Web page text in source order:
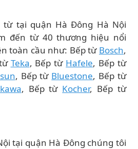
từ tại quận Hà Đông Hà Nội
đến từ 40 thương hiệu nổi
toàn cầu như: Bếp từ Bosch,
Teka, Bếp từ Hafele, Bếp từ
, Bếp từ Bluestone, Bếp từ
, Bếp từ Kocher, Bếp từ
tại quận Hà Đông chúng tôi